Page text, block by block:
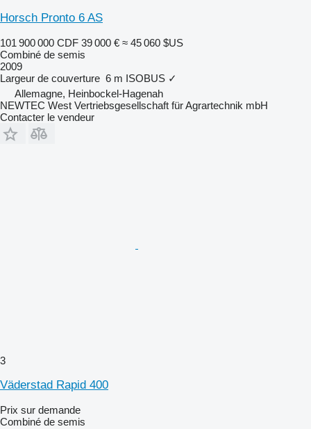
Horsch Pronto 6 AS
101 900 000 CDF 39 000 € ≈ 45 060 $US
Combiné de semis
2009
Largeur de couverture 6 m ISOBUS ✓
Allemagne, Heinbockel-Hagenah
NEWTEC West Vertriebsgesellschaft für Agrartechnik mbH
Contacter le vendeur
3
Väderstad Rapid 400
Prix sur demande
Combiné de semis